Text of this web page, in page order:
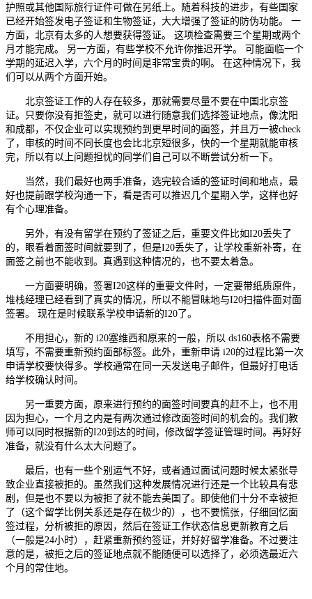
护照或其他国际旅行证件可做在另纸上。随着科技的进步，有些国家
已经开始签发电子签证和生物签证，大大增强了签证的防伪功能。 一
方面，北京有太多的人想要获得签证。 这项检查需要三个星期或两个
月才能完成。 另一方面，有些学校不允许你推迟开学。 可能面临一个
学期的延迟入学，六个月的时间是非常宝贵的啊。 在这种情况下，我
们可以从两个方面开始。
北京签证工作的人存在较多，那就需要尽量不要在中国北京签
证。只要你没有拒签史，就可以进行随意我们选择签证地点，像沈阳
和成都，不仅企业可以实现预约到更早时间的面签，并且万一被check
了，审核的时间不同长度也会比北京短很多，快的一个星期就能审核
完，所以有以上问题担忧的同学们自己可以不断尝试分析一下。
当然，我们最好也两手准备，选完较合适的签证时间和地点，最
好也提前跟学校沟通一下，看是否可以推迟几个星期入学，这样也好
有个心理准备。
另外，有没有留学在预约了签证之后，重要文件比如I20丢失了
的，眼看着面签时间就要到了，但是I20丢失了，让学校重新补寄，在
面签之前也不能收到。真遇到这种情况的，也不要太着急。
一方面要明确，签署I20这样的重要文件时，一定要带纸质原件，
堆栈经理已经看到了真实的情况，所以不能冒昧地与I20扫描件面对面
签署。 现在是时候联系学校申请新的I20了。
不用担心，新的 i20塞维西和原来的一般，所以 ds160表格不需要
填写，不需要重新预约面部标签。此外，重新申请 i20的过程比第一次
申请学校要快得多。学校通常在同一天发送电子邮件，但最好打电话
给学校确认时间。
另一重要方面，原来进行预约的面签时间要真的赶不上，也不用
因为担心，一个月之内是有两次通过修改面签时间的机会的。我们教
师可以同时根据新的I20到达的时间，修改留学签证管理时间。再好好
准备，就没有什么太大问题了。
最后，也有一些个别运气不好，或者通过面试问题时候太紧张导
致企业直接被拒的。虽然我们这种发展情况进行还是一个比较具有悲
剧，但是也不要以为被拒了就不能去美国了。即使他们十分不幸被拒
了（这个留学比例关系还是存在极少的），也不要慌张，仔细回忆面
签过程，分析被拒的原因，然后在签证工作状态信息更新教育之后
（一般是24小时），赶紧重新预约签证，并好好留学准备。不过要注
意的是，被拒之后的签证地点就不能随便可以选择了，必须选最近六
个月的常住地。